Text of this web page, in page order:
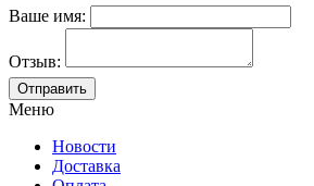
Ваше имя:
Отзыв:
Меню
Новости
Доставка